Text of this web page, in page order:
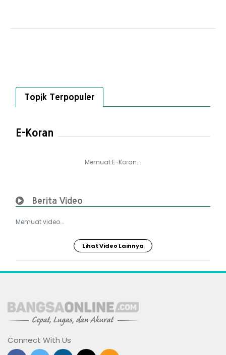
Topik Terpopuler
E-Koran
Memuat E-Koran...
Berita Video
Memuat video...
Lihat Video Lainnya
Connect With Us